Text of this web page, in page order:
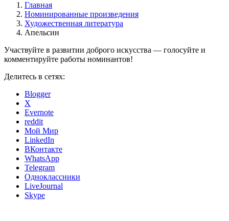
Главная
Номинированные произведения
Художественная литература
Апельсин
Участвуйте в развитии доброго искусства — голосуйте и
комментируйте работы номинантов!
Делитесь в сетях:
Blogger
X
Evernote
reddit
Мой Мир
LinkedIn
ВКонтакте
WhatsApp
Telegram
Одноклассники
LiveJournal
Skype